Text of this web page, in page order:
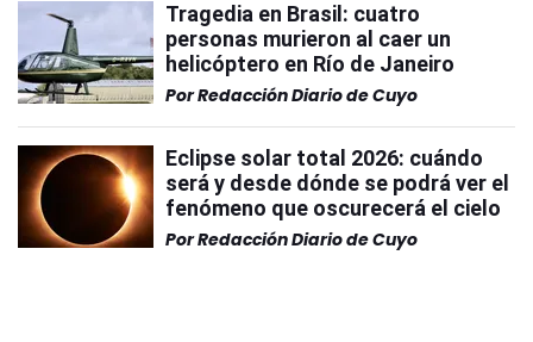
Tragedia en Brasil: cuatro
personas murieron al caer un
helicóptero en Río de Janeiro
PorRedacción Diario de Cuyo
Eclipse solar total 2026: cuándo
será y desde dónde se podrá ver el
fenómeno que oscurecerá el cielo
PorRedacción Diario de Cuyo